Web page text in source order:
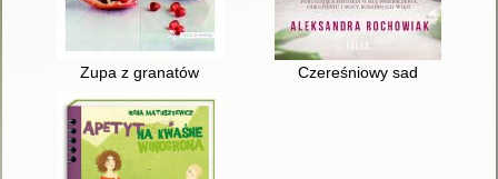
Zupa z granatów Czereśniowy sad